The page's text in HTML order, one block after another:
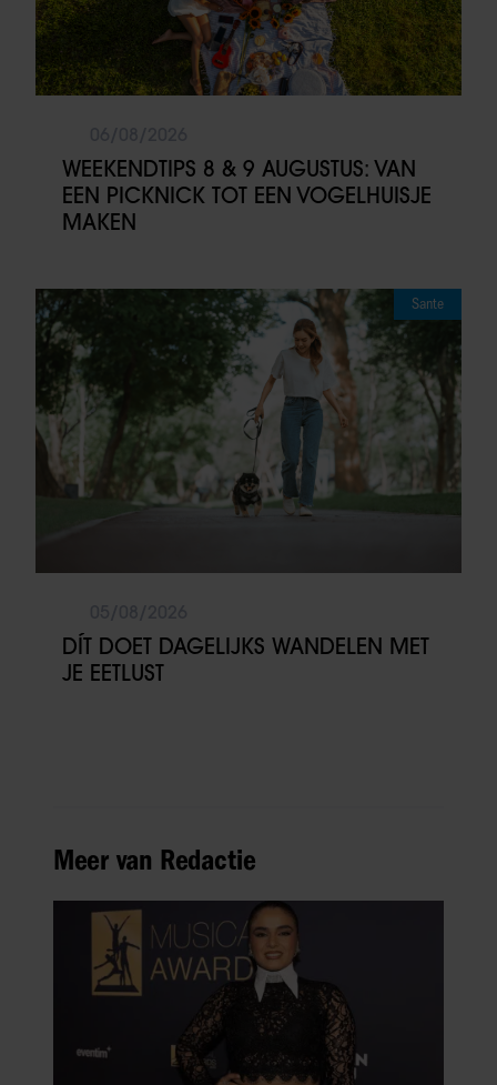
WEEKENDTIPS 8 & 9 AUGUSTUS: VAN
EEN PICKNICK TOT EEN VOGELHUISJE
MAKEN
Sante
DÍT DOET DAGELIJKS WANDELEN MET
JE EETLUST
Meer van Redactie